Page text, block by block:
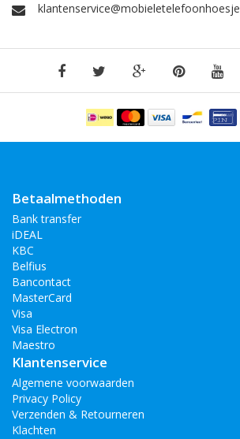
Betaalmethoden
Bank transfer
iDEAL
KBC
Belfius
Bancontact
MasterCard
Visa
Visa Electron
Maestro
Klantenservice
Algemene voorwaarden
Privacy Policy
Verzenden & Retourneren
Klachten